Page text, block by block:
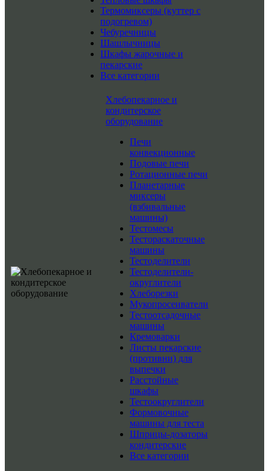
Термомиксеры (куттер с
подогревом)
Чебуречницы
Шашлычницы
Шкафы жарочные и
пекарские
Все категории
Хлебопекарное и
кондитерское
оборудование
Печи
конвекционные
Подовые печи
Ротационные печи
Планетарные
миксеры
(взбивальные
машины)
Тестомесы
Тестораскаточные
машины
Тестоделители
Тестоделители-
округлители
Хлеборезки
Мукопросеиватели
Тестоотсадочные
машины
Кремоварки
Листы пекарские
(противни) для
выпечки
Расстойные
шкафы
Тестоокруглители
Формовочные
машины для теста
Шприцы-дозаторы
кондитерские
Все категории